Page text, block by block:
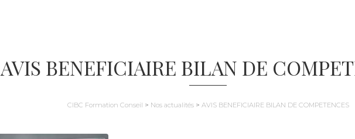
AVIS BENEFICIAIRE BILAN DE
CIBC Formation Conseil > Nos actualités> AVIS BENEFICIAIRE BILAN DE COMPETENCES